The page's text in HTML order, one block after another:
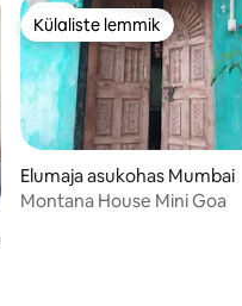
hinnang 4,7/5, 84 hinnangut
Külaliste lemmik
Külaliste lemmik
Elumaja asukohas Mumbai
Montana House Mini Goa